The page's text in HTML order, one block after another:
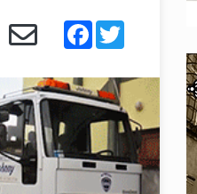
Facebook